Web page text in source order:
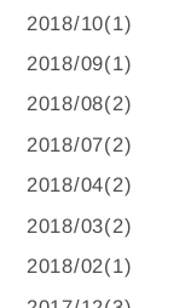
2018/10(1)
2018/09(1)
2018/08(2)
2018/07(2)
2018/04(2)
2018/03(2)
2018/02(1)